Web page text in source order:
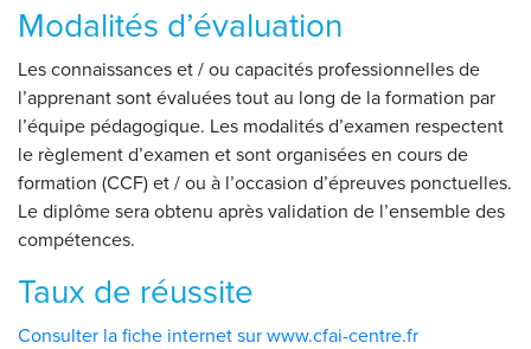
Modalités d’évaluation
Les connaissances et / ou capacités professionnelles de
l’apprenant sont évaluées tout au long de la formation par
l’équipe pédagogique. Les modalités d’examen respectent
le règlement d’examen et sont organisées en cours de
formation (CCF) et / ou à l’occasion d’épreuves ponctuelles.
Le diplôme sera obtenu après validation de l’ensemble des
compétences.
Taux de réussite
Consulter la fiche internet sur www.cfai-centre.fr